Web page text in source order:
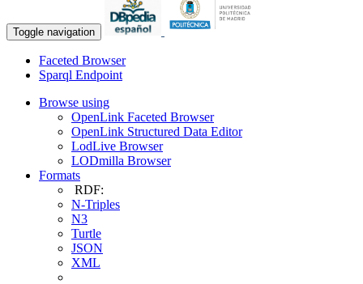
Toggle navigation
Faceted Browser
Sparql Endpoint
Browse using
OpenLink Faceted Browser
OpenLink Structured Data Editor
LodLive Browser
LODmilla Browser
Formats
RDF:
N-Triples
N3
Turtle
JSON
XML